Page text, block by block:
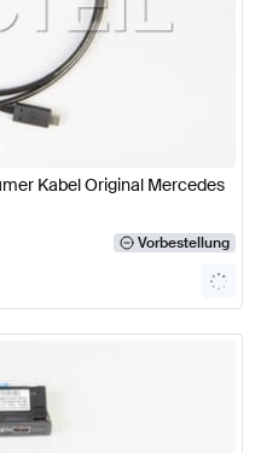
Kabel Original Mercedes
Vorbestellung